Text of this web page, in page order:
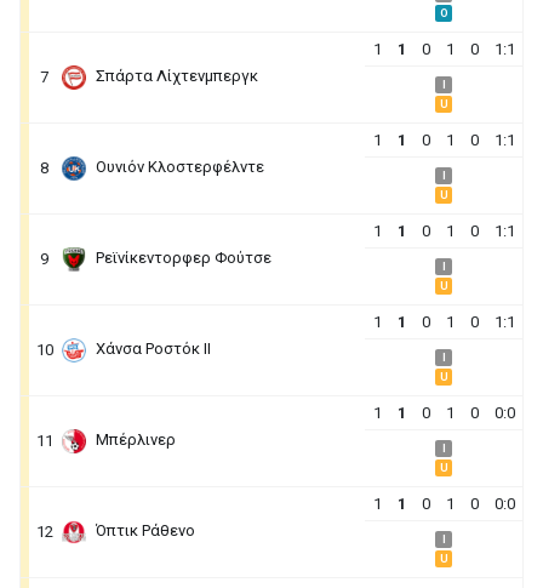
O
7 Σπάρτα Λίχτενμπεργκ
1 1 0 1 0 1:1
U
8 Ουνιόν Κλοστερφέλντε
1 1 0 1 0 1:1
U
9 Ρεϊνίκεντορφερ Φούτσε
1 1 0 1 0 1:1
U
10 Χάνσα Ροστόκ ΙΙ
1 1 0 1 0 1:1
U
11 Μπέρλινερ
1 1 0 1 0 0:0
U
12 Όπτικ Ράθενο
1 1 0 1 0 0:0
U